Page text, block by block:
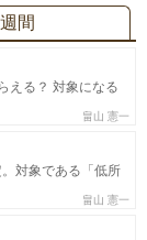
週間
える？ 対象になる
畠山 憲一
対象である「低所
畠山 憲一